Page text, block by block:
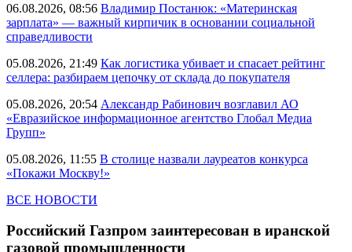
06.08.2026, 08:56 Владимир Постанюк: «Материнская
зарплата» — важный кирпичик в основании социальной
справедливости
05.08.2026, 21:49 Как логистика убивает и спасает рейтинг
селлера: разбираем цепочку от склада до покупателя
05.08.2026, 20:54 Александр Рабинович возглавил АО
«Евразийское информационное агентство Глобал Медиа
Групп»
05.08.2026, 11:55 В столице назвали лауреатов конкурса
«Покажи Москву!»
ВСЕ НОВОСТИ
Российский Газпром заинтересован в иранской
газовой промышленности